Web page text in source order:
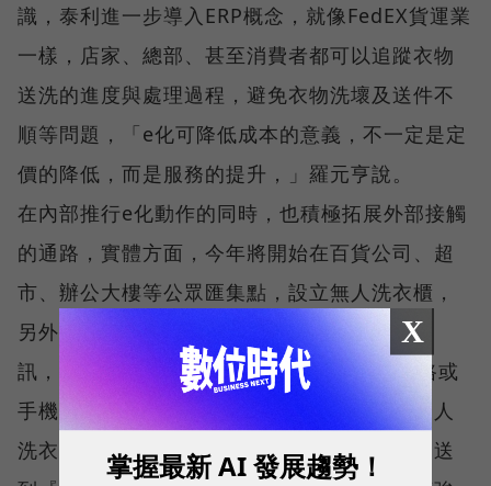
識，泰利進一步導入ERP概念，就像FedEX貨運業
一樣，店家、總部、甚至消費者都可以追蹤衣物
送洗的進度與處理過程，避免衣物洗壞及送件不
順等問題，「e化可降低成本的意義，不一定是定
價的降低，而是服務的提升，」羅元亨說。
在內部推行e化動作的同時，也積極拓展外部接觸
的通路，實體方面，今年將開始在百貨公司、超
市、辦公大樓等公眾匯集點，設立無人洗衣櫃，
另外也設立洗衣網站，提供衣物清潔保養的資
訊，並開發WAP界面，消費者不僅可以用網路或
手機進行下單、查詢帳目，以及也可以設定個人
洗衣的要求，調度衣物送達地點，「宅配不是送
X
掌握最新 AI 發展趨勢！